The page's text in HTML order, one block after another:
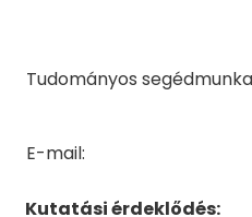
Tudományos
E-mail:
Kutatási érdeklődés: